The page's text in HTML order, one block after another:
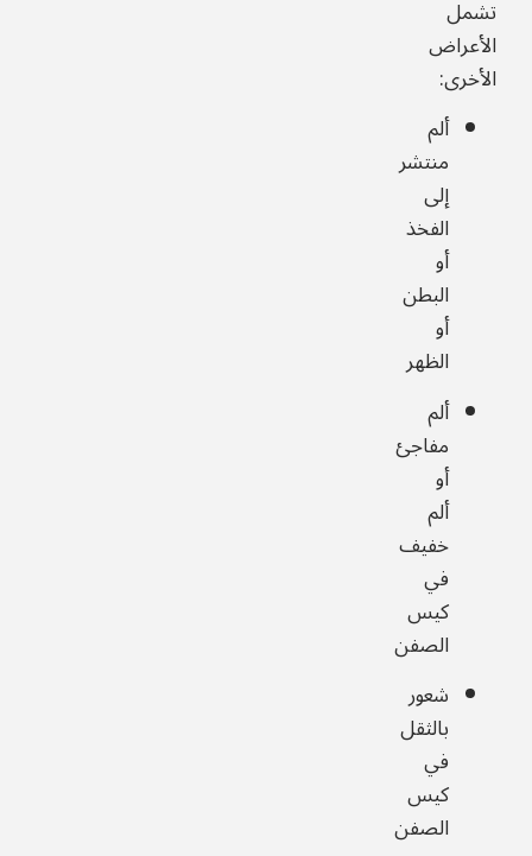
تشمل
الأعراض
الأخرى:
ألم
منتشر
إلى
الفخذ
أو
البطن
أو
الظهر
ألم
مفاجئ
أو
ألم
خفيف
في
كيس
الصفن
شعور
بالثقل
في
كيس
الصفن